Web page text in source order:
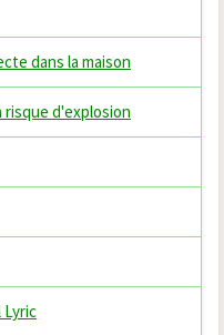
dans la maison
risque d'explosion